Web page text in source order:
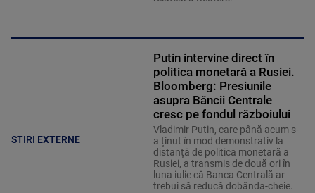
STIRI EXTERNE
Putin intervine direct în
politica monetară a Rusiei.
Bloomberg: Presiunile
asupra Băncii Centrale
cresc pe fondul războiului
Vladimir Putin, care până acum s-
a ținut în mod demonstrativ la
distanță de politica monetară a
Rusiei, a transmis de două ori în
luna iulie că Banca Centrală ar
trebui să reducă dobânda-cheie.